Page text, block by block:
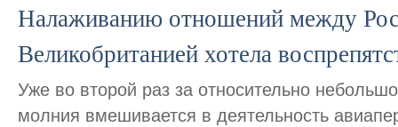
Налаживанию отношений между
Великобританией хотела
Уже во второй раз за относительно
молния вмешивается в деятельность